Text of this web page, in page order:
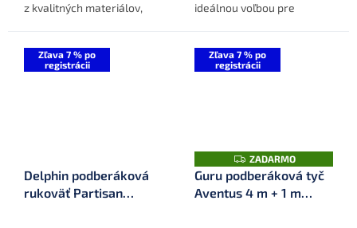
z kvalitných materiálov,
tečúcich kanáloch alebo...
ideálnou voľbou pre
pevnosť, odolnosť a
flexibilitu.
Zľava 7 % po
registrácii
Delphin podberáková
rukoväť Partisan
Zľava 7 % po
registrácii
Z
A
D
A
ZADARMO
Guru podberáková tyč
Aventus 4 m + 1 m